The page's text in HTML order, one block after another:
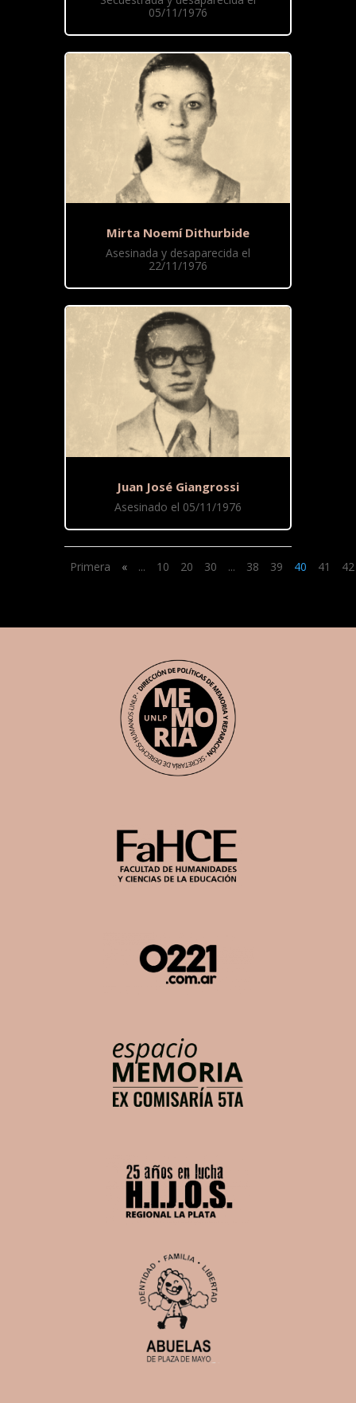
05/11/1976
Mirta Noemí Dithurbide
Asesinada y desaparecida el
22/11/1976
Juan José Giangrossi
Asesinado el 05/11/1976
Primera « ... 10 20 30 ... 38 39 40 41 42